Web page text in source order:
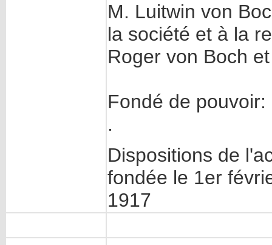
M. Luitwin von
la société et à la
Roger von Boch
Fondé de
.
Dispositions de
fondée le 1er
1917